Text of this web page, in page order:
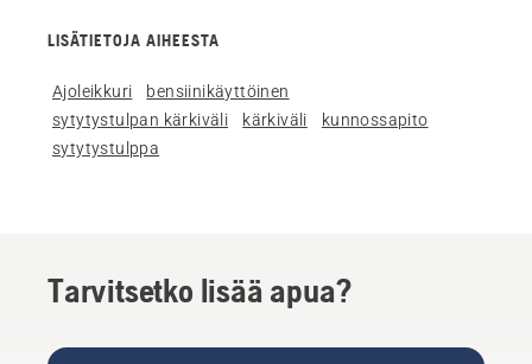
LISÄTIETOJA AIHEESTA
Ajoleikkuri
bensiinikäyttöinen
sytytystulpan kärkiväli
kärkiväli
kunnossapito
sytytystulppa
Tarvitsetko lisää apua?